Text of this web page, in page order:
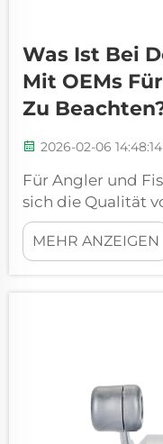
Was Ist Bei
Mit OEMs
Zu
2026-02-06 14:48:14
Für Angler und
sich die Qualität
unmittelbar auf
Auswahl eines
MEHR ANZEIGEN